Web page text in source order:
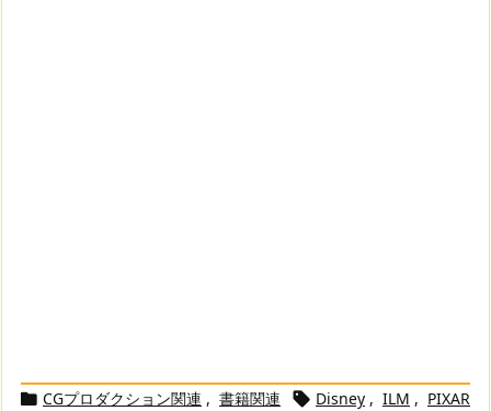
 CGプロダクション関連 , 書籍関連  Disney , ILM , PIXAR